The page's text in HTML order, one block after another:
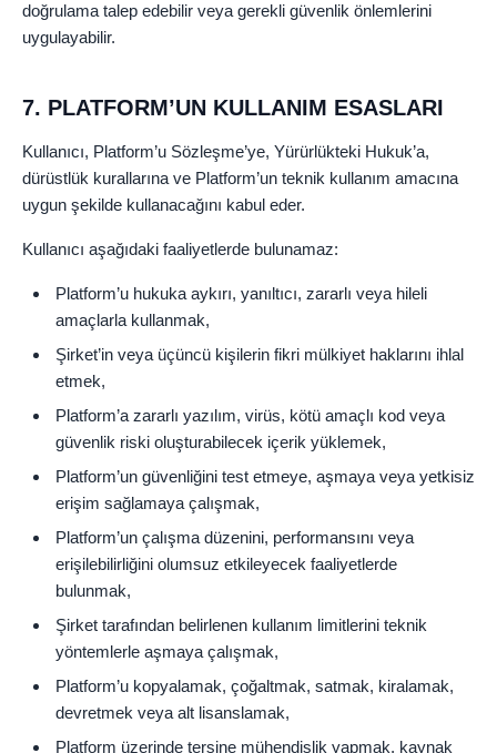
doğrulama talep edebilir veya gerekli güvenlik önlemlerini
uygulayabilir.
7. PLATFORM’UN KULLANIM ESASLARI
Kullanıcı, Platform’u Sözleşme’ye, Yürürlükteki Hukuk’a,
dürüstlük kurallarına ve Platform’un teknik kullanım amacına
uygun şekilde kullanacağını kabul eder.
Kullanıcı aşağıdaki faaliyetlerde bulunamaz:
Platform’u hukuka aykırı, yanıltıcı, zararlı veya hileli
amaçlarla kullanmak,
Şirket’in veya üçüncü kişilerin fikri mülkiyet haklarını ihlal
etmek,
Platform’a zararlı yazılım, virüs, kötü amaçlı kod veya
güvenlik riski oluşturabilecek içerik yüklemek,
Platform’un güvenliğini test etmeye, aşmaya veya yetkisiz
erişim sağlamaya çalışmak,
Platform’un çalışma düzenini, performansını veya
erişilebilirliğini olumsuz etkileyecek faaliyetlerde
bulunmak,
Şirket tarafından belirlenen kullanım limitlerini teknik
yöntemlerle aşmaya çalışmak,
Platform’u kopyalamak, çoğaltmak, satmak, kiralamak,
devretmek veya alt lisanslamak,
Platform üzerinde tersine mühendislik yapmak, kaynak